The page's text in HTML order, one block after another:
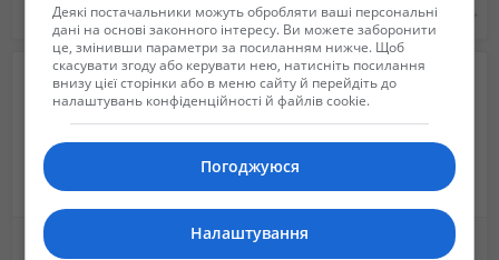
Бесплатно 20 150 грн.
Гарячі тури до Тунісу Гарячі тури в Домінікану
Деякі постачальники можуть обробляти ваші персональні
дані на основі законного інтересу. Ви можете заборонити
це, змінивши параметри за посиланням нижче. Щоб
скасувати згоду або керувати нею, натисніть посилання
внизу цієї сторінки або в меню сайту й перейдіть до
налаштувань конфіденційності й файлів cookie.
Погоджуюся
Налаштування